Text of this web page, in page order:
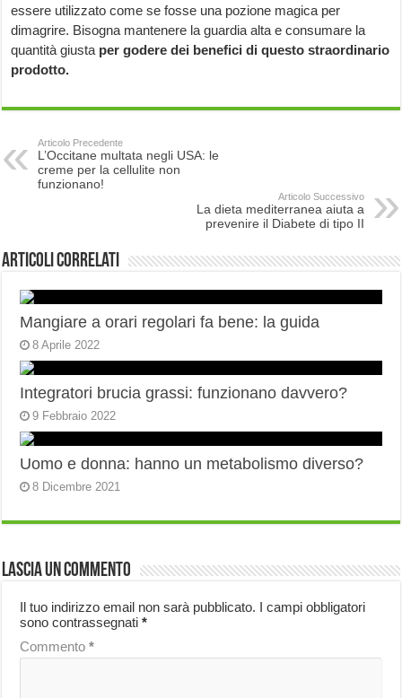
essere utilizzato come se fosse una pozione magica per
dimagrire. Bisogna mantenere la guardia alta e consumare la
quantità giusta per godere dei benefici di questo straordinario
prodotto.
Articolo Precedente
L’Occitane multata negli USA: le
creme per la cellulite non
funzionano!
Articolo Successivo
La dieta mediterranea aiuta a
prevenire il Diabete di tipo II
Articoli correlati
Mangiare a orari regolari fa bene: la guida
8 Aprile 2022
Integratori brucia grassi: funzionano davvero?
9 Febbraio 2022
Uomo e donna: hanno un metabolismo diverso?
8 Dicembre 2021
Lascia un commento
Il tuo indirizzo email non sarà pubblicato. I campi obbligatori
sono contrassegnati*
Commento*